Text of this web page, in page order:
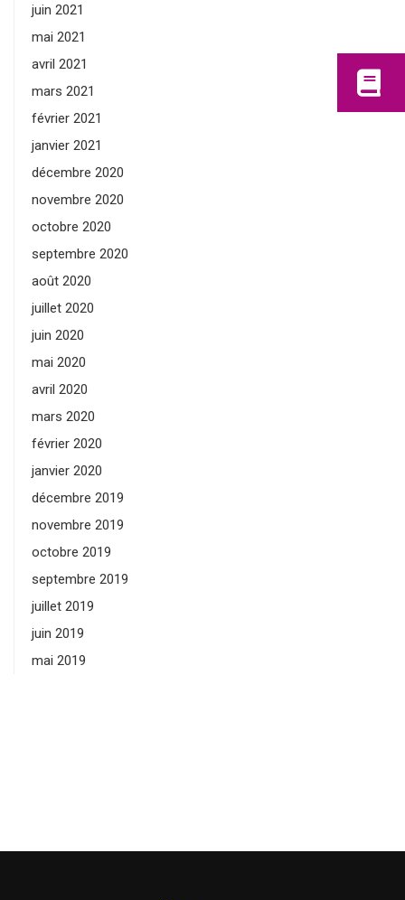
juin 2021
mai 2021
avril 2021
mars 2021
février 2021
janvier 2021
décembre 2020
novembre 2020
octobre 2020
septembre 2020
août 2020
juillet 2020
juin 2020
mai 2020
avril 2020
mars 2020
février 2020
janvier 2020
décembre 2019
novembre 2019
octobre 2019
septembre 2019
juillet 2019
juin 2019
mai 2019